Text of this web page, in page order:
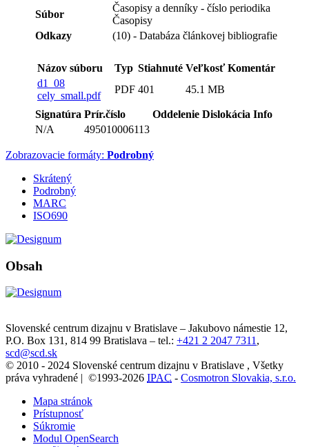
Súbor
Časopisy a denníky - číslo periodika
Časopisy
Odkazy
(10) - Databáza článkovej bibliografie
Názov súboru Typ Stiahnuté Veľkosť Komentár
d1_08
cely_small.pdf
PDF 401 45.1 MB
Signatúra Prír.číslo Oddelenie Dislokácia Info
N/A
495010006113
Zobrazovacie formáty: Podrobný
Skrátený
Podrobný
MARC
ISO690
Obsah
Slovenské centrum dizajnu v Bratislave – Jakubovo námestie 12,
P.O. Box 131, 814 99 Bratislava – tel.: +421 2 2047 7311 ,
scd@scd.sk
© 2010 - 2024 Slovenské centrum dizajnu v Bratislave , Všetky
práva vyhradené | ©1993-2026 IPAC - Cosmotron Slovakia, s.r.o.
Mapa stránok
Prístupnosť
Súkromie
Modul OpenSearch